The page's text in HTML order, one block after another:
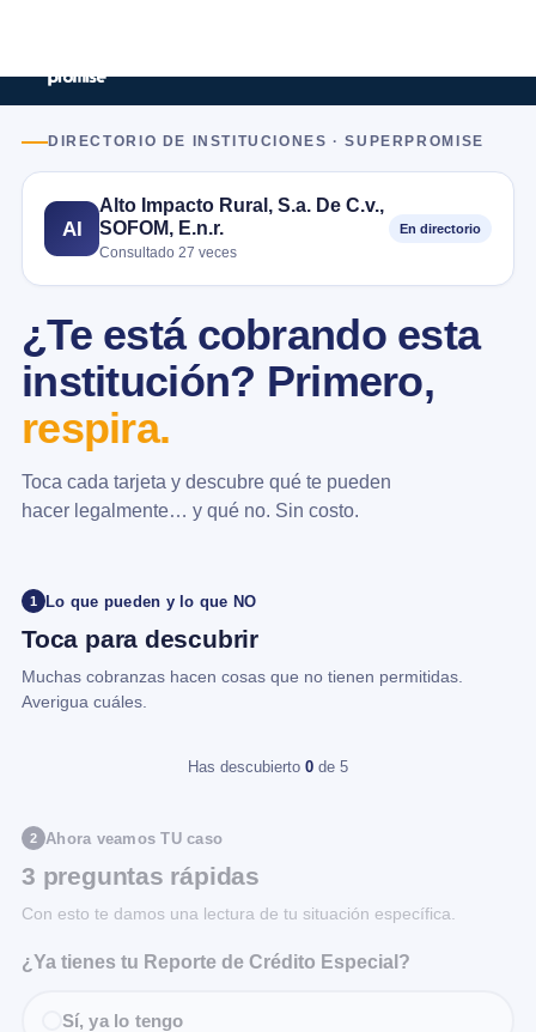
DIRECTORIO DE INSTITUCIONES · SUPERPROMISE
AI
Alto Impacto Rural, S.a. De C.v.,
SOFOM, E.n.r.
Consultado 27 veces
En directorio
¿Te está cobrando esta
institución? Primero,
respira.
Toca cada tarjeta y descubre qué te pueden
hacer legalmente… y qué no. Sin costo.
1 Lo que pueden y lo que NO
Toca para descubrir
Muchas cobranzas hacen cosas que no tienen permitidas.
Averigua cuáles.
Has descubierto 0 de 5
2 Ahora veamos TU caso
3 preguntas rápidas
Con esto te damos una lectura de tu situación específica.
¿Ya tienes tu Reporte de Crédito Especial?
Sí, ya lo tengo